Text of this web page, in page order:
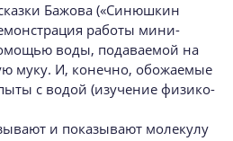
Бажова («Синюшкин
работы мини-
воды, подаваемой на
муку. И, конечно, обожаемые
с водой (изучение физико-
и показывают молекулу